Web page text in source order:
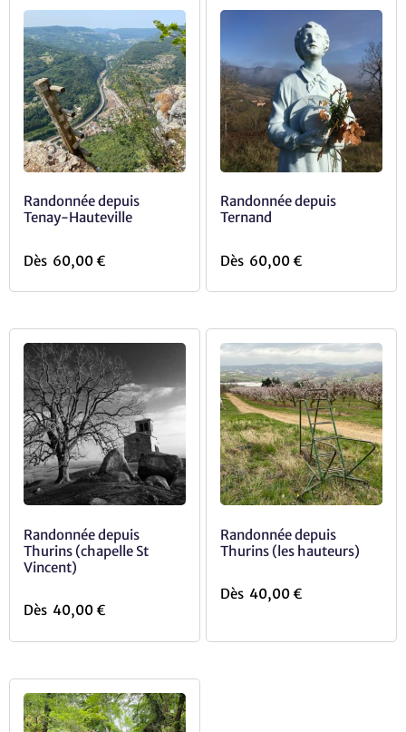
Randonnée depuis
Tenay-Hauteville
Dès 60,00€
Randonnée depuis
Ternand
Dès 60,00€
Randonnée depuis
Thurins (chapelle St
Vincent)
Dès 40,00€
Randonnée depuis
Thurins (les hauteurs)
Dès 40,00€